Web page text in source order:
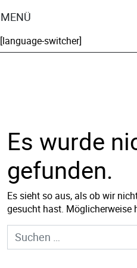
MENÜ
[language-switcher]
Es wurde
gefunden.
Es sieht so aus, als ob wir
gesucht hast. Möglicherweise
Suche nach: